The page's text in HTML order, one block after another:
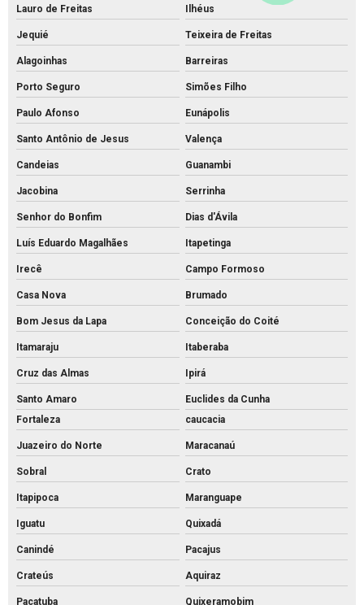
Lauro de Freitas Ilhéus
Jequié Teixeira de Freitas
Alagoinhas Barreiras
Porto Seguro Simões Filho
Paulo Afonso Eunápolis
Santo Antônio de Jesus Valença
Candeias Guanambi
Jacobina Serrinha
Senhor do Bonfim Dias d'Ávila
Luís Eduardo Magalhães Itapetinga
Irecê Campo Formoso
Casa Nova Brumado
Bom Jesus da Lapa Conceição do Coité
Itamaraju Itaberaba
Cruz das Almas Ipirá
Santo Amaro
Euclides da Cunha
Fortaleza
caucacia
Juazeiro do Norte Maracanaú
Sobral Crato
Itapipoca Maranguape
Iguatu Quixadá
Canindé Pacajus
Crateús Aquiraz
Pacatuba
Quixeramobim